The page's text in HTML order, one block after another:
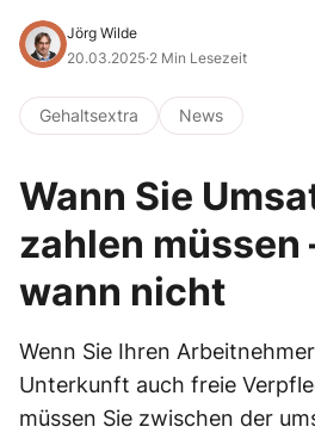
Jörg Wilde
20.03.2025·2 Min Lesezeit
Gehaltsextra News
Wann Sie
zahlen müssen
wann nicht
Wenn Sie Ihren
Unterkunft auch freie
müssen Sie zwischen der